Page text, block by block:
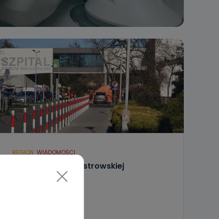
REGION WIADOMOŚCI
Koronawirus na ostrowskiej